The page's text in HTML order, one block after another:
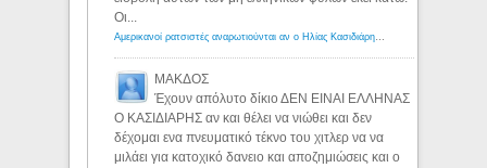
Οι...
Αμερικανοί ρατσιστές αναρωτιούνται αν ο Ηλίας Κασιδιάρης ανήκει στη λευκή φυλή... - Λόγιος Ερμής
ΜΑΚΔΟΣ
Έχουν απόλυτο δίκιο ΔΕΝ ΕΙΝΑΙ ΕΛΛΗΝΑΣ
Ο ΚΑΣΙΔΙΑΡΗΣ αν και θέλει να νιώθει και δεν
δέχομαι ενα πνευματικό τέκνο του χιτλερ να να
μιλάει για κατοχικό δανειο και αποζημιώσεις και ο